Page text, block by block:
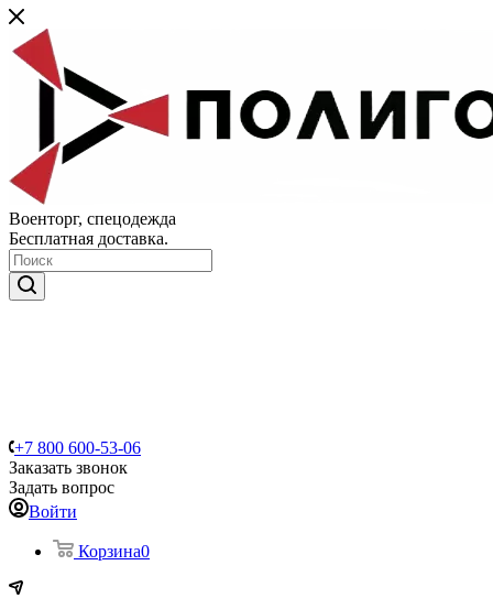
Военторг, спецодежда
Бесплатная доставка.
+7 800 600-53-06
Заказать звонок
Задать вопрос
Войти
Корзина0